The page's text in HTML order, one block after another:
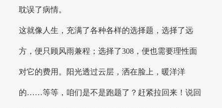
耽误了病情。
这就像人生，充满了各种各样的选择题，选择了远
方，便只顾风雨兼程；选择了308，便也需要理性面
对它的费用。阳光透过云层，洒在脸上，暖洋洋
的……等等，咱们是不是跑题了？赶紧拉回来！说回